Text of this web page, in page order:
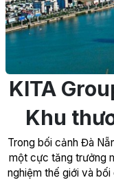
KITA
Khu
Trong bối cảnh Đà
một cực tăng trưởng
nghiệm thế giới và